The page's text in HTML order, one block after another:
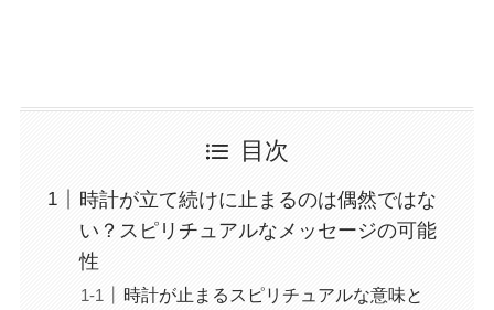
目次
時計が立て続けに止まるのは偶然ではな
い？スピリチュアルなメッセージの可能
性
時計が止まるスピリチュアルな意味と